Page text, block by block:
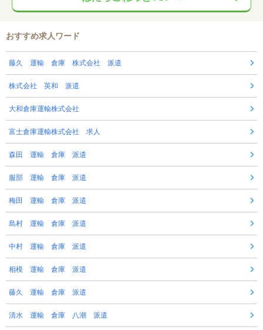
おすすめ求人ワード
藤久 運輸 倉庫 株式会社 派遣
株式会社 英和 派遣
大和倉庫運輸株式会社
富士倉庫運輸株式会社 求人
森田 運輸 倉庫 派遣
服部 運輸 倉庫 派遣
梅田 運輸 倉庫 派遣
島村 運輸 倉庫 派遣
中村 運輸 倉庫 派遣
相模 運輸 倉庫 派遣
藤久 運輸 倉庫 派遣
清水 運輸 倉庫 八潮 派遣